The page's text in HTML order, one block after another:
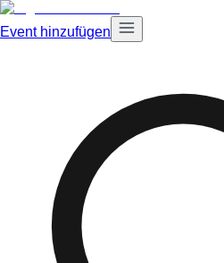
Event hinzufügen